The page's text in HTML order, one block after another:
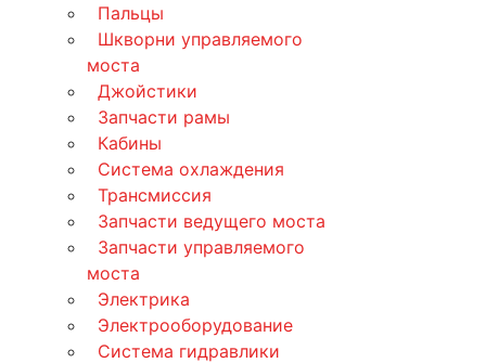
Пальцы
Шкворни управляемого
моста
Джойстики
Запчасти рамы
Кабины
Система охлаждения
Трансмиссия
Запчасти ведущего моста
Запчасти управляемого
моста
Электрика
Электрооборудование
Система гидравлики